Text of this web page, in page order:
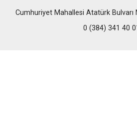
Cumhuriyet Mahallesi Atatürk
0 (384) 341 40